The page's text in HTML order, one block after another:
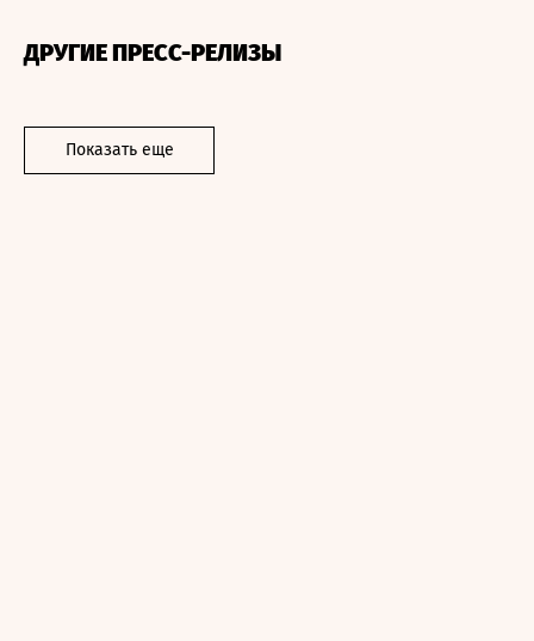
ДРУГИЕ ПРЕСС-РЕЛИЗЫ
Показать еще